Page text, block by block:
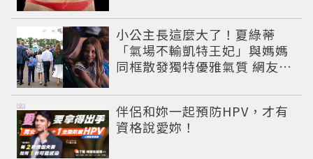
小公主長這麼大了！夏綠蒂
「氣場不輸凱特王妃」與媽媽
同框散發獨特優雅氣質 網友狂
伴侶和妳一起預防HPV，才有
資格說愛妳！
PR